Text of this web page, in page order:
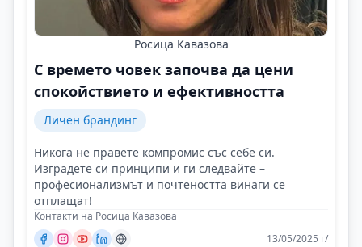
Росица Кавазова
С времето човек започва да цени
спокойствието и ефективността
Личен брандинг
Никога не правете компромис със себе си.
Изградете си принципи и ги следвайте –
професионализмът и почтеността винаги се
отплащат!
Контакти на Росица Кавазова
13/05/2025 г/